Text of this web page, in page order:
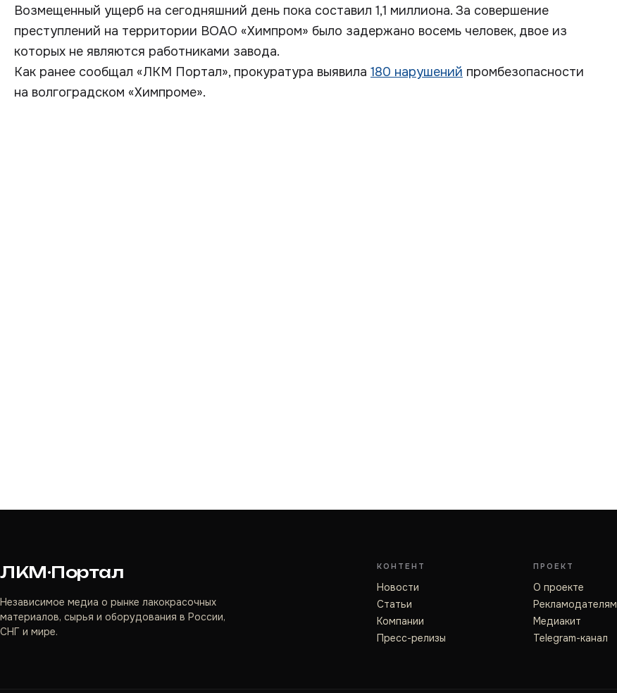
Возмещенный ущерб на сегодняшний день пока составил 1,1 миллиона. За совершение
преступлений на территории ВОАО «Химпром» было задержано восемь человек, двое из
которых не являются работниками завода.
Как ранее сообщал «ЛКМ Портал», прокуратура выявила 180 нарушений промбезопасности
на волгоградском «Химпроме».
ЛКМ·Портал
Независимое медиа о рынке лакокрасочных
материалов, сырья и оборудования в России,
СНГ и мире.
КОНТЕНТ
Новости
Статьи
Компании
Пресс-релизы
ПРОЕКТ
О проекте
Рекламодателям
Медиакит
Telegram-канал